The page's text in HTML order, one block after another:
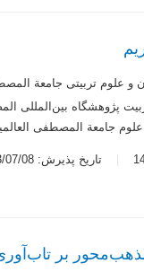
علوم تربیتی جامعة
پژوهشگاه بین‌المللی
جامعة المصطفی
تاریخ پذیرش: 1403/07/08
بر